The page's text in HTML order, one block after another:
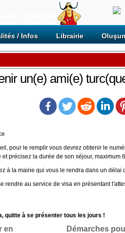
/ Infos Librairie
un(e) ami(e)
pour le remplir vous devrez obtenir le
précisez la durée de son séjour, maximum
à la mairie qui vous le rendra dans un délai
rendre au service de visa en présentant
quitte à se présenter tous les jours !
en
Démarches